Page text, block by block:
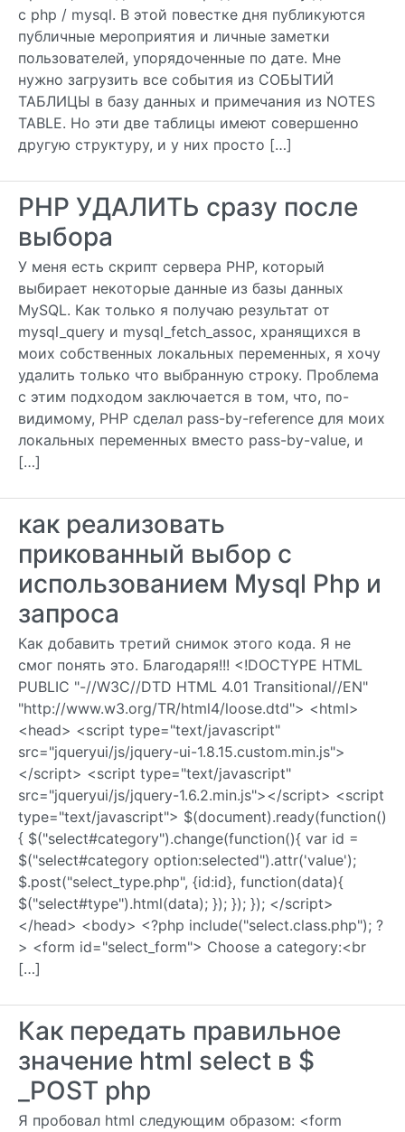
с php / mysql. В этой повестке дня публикуются
публичные мероприятия и личные заметки
пользователей, упорядоченные по дате. Мне
нужно загрузить все события из СОБЫТИЙ
ТАБЛИЦЫ в базу данных и примечания из NOTES
TABLE. Но эти две таблицы имеют совершенно
другую структуру, и у них просто […]
PHP УДАЛИТЬ сразу после
выбора
У меня есть скрипт сервера PHP, который
выбирает некоторые данные из базы данных
MySQL. Как только я получаю результат от
mysql_query и mysql_fetch_assoc, хранящихся в
моих собственных локальных переменных, я хочу
удалить только что выбранную строку. Проблема
с этим подходом заключается в том, что, по-
видимому, PHP сделал pass-by-reference для моих
локальных переменных вместо pass-by-value, и
[…]
как реализовать
прикованный выбор с
использованием Mysql Php и
запроса
Как добавить третий снимок этого кода. Я не
смог понять это. Благодаря!!! <!DOCTYPE HTML
PUBLIC "-//W3C//DTD HTML 4.01 Transitional//EN"
"http://www.w3.org/TR/html4/loose.dtd"> <html>
<head> <script type="text/javascript"
src="jqueryui/js/jquery-ui-1.8.15.custom.min.js">
</script> <script type="text/javascript"
src="jqueryui/js/jquery-1.6.2.min.js"></script> <script
type="text/javascript"> $(document).ready(function()
{ $("select#category").change(function(){ var id =
$("select#category option:selected").attr('value');
$.post("select_type.php", {id:id}, function(data){
$("select#type").html(data); }); }); }); </script>
</head> <body> <?php include("select.class.php"); ?
> <form id="select_form"> Choose a category:<br
[…]
Как передать правильное
значение html select в $
_POST php
Я пробовал html следующим образом: <form